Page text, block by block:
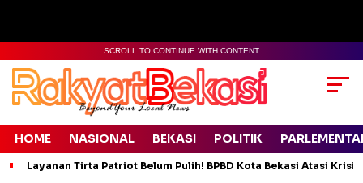
SCROLL TO CONTINUE WITH CONTENT
HOME NASIONAL BEKASI POLITIK
Layanan Tirta Patriot Belum Pulih! BPBD Kota Bekasi Atasi